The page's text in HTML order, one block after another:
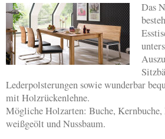
Das
Lederpolsterungen sowie wunderbar
mit Holzrückenlehne.
Mögliche Holzarten: Buche,
weißgeölt und Nussbaum.